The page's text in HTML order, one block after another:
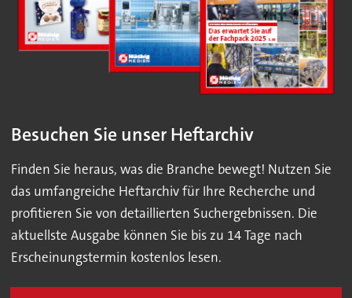
Besuchen Sie unser Heftarchiv
Finden Sie heraus, was die Branche bewegt! Nutzen Sie
das umfangreiche Heftarchiv für Ihre Recherche und
profitieren Sie von detaillierten Suchergebnissen. Die
aktuellste Ausgabe können Sie bis zu 14 Tage nach
Erscheinungstermin kostenlos lesen.